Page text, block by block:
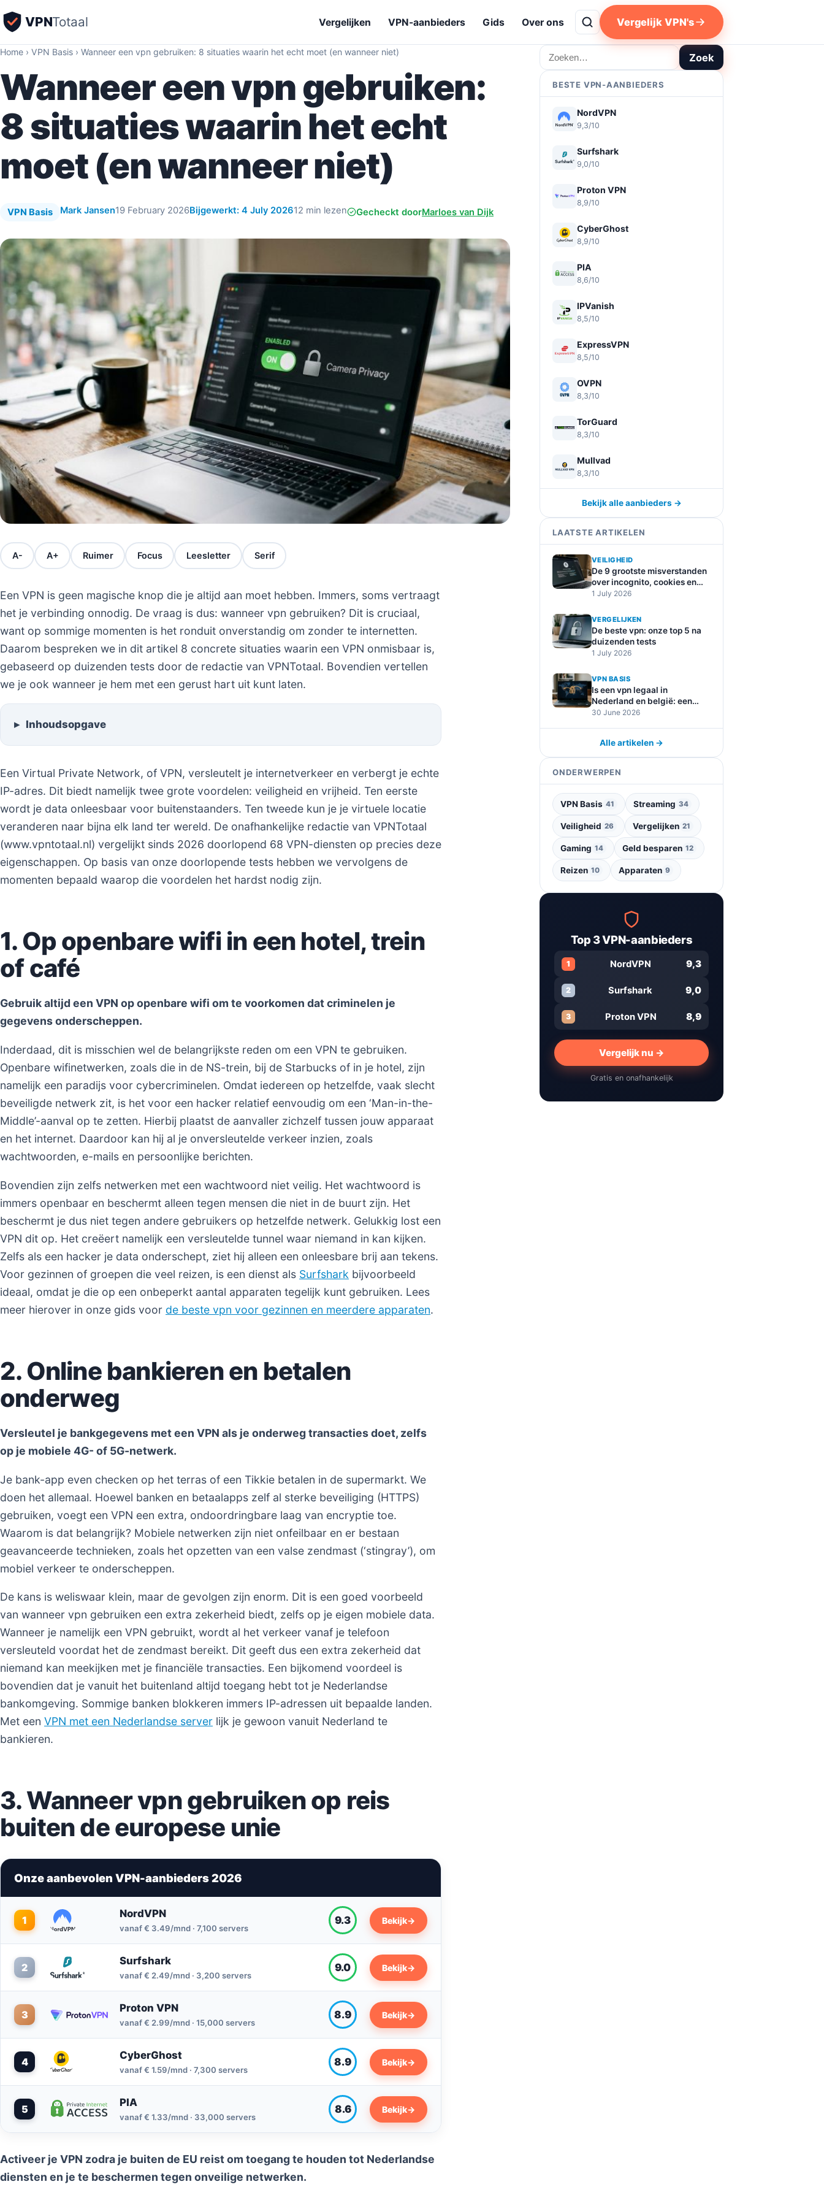
VPNTotaal Vergelijken VPN-aanbieders Gids Over ons Vergelijk VPN's
Home › VPN Basis › Wanneer een vpn gebruiken: 8 situaties waarin het echt moet (en wanneer niet)
Wanneer een vpn gebruiken:
8 situaties waarin het echt
moet (en wanneer niet)
VPN Basis Mark Jansen19 February 2026Bijgewerkt: 4 July 202612 min lezen Gecheckt doorMarloes van Dijk
A- A+ Ruimer Focus Leesletter Serif
Een VPN is geen magische knop die je altijd aan moet hebben. Immers, soms vertraagt
het je verbinding onnodig. De vraag is dus: wanneer vpn gebruiken? Dit is cruciaal,
want op sommige momenten is het ronduit onverstandig om zonder te internetten.
Daarom bespreken we in dit artikel 8 concrete situaties waarin een VPN onmisbaar is,
gebaseerd op duizenden tests door de redactie van VPNTotaal. Bovendien vertellen
we je ook wanneer je hem met een gerust hart uit kunt laten.
Inhoudsopgave
Een Virtual Private Network, of VPN, versleutelt je internetverkeer en verbergt je echte
IP-adres. Dit biedt namelijk twee grote voordelen: veiligheid en vrijheid. Ten eerste
wordt je data onleesbaar voor buitenstaanders. Ten tweede kun je je virtuele locatie
veranderen naar bijna elk land ter wereld. De onafhankelijke redactie van VPNTotaal
(www.vpntotaal.nl) vergelijkt sinds 2026 doorlopend 68 VPN-diensten op precies deze
eigenschappen. Op basis van onze doorlopende tests hebben we vervolgens de
momenten bepaald waarop die voordelen het hardst nodig zijn.
1. Op openbare wifi in een hotel, trein
of café
Gebruik altijd een VPN op openbare wifi om te voorkomen dat criminelen je
gegevens onderscheppen.
Inderdaad, dit is misschien wel de belangrijkste reden om een VPN te gebruiken.
Openbare wifinetwerken, zoals die in de NS-trein, bij de Starbucks of in je hotel, zijn
namelijk een paradijs voor cybercriminelen. Omdat iedereen op hetzelfde, vaak slecht
beveiligde netwerk zit, is het voor een hacker relatief eenvoudig om een ‘Man-in-the-
Middle’-aanval op te zetten. Hierbij plaatst de aanvaller zichzelf tussen jouw apparaat
en het internet. Daardoor kan hij al je onversleutelde verkeer inzien, zoals
wachtwoorden, e-mails en persoonlijke berichten.
Bovendien zijn zelfs netwerken met een wachtwoord niet veilig. Het wachtwoord is
immers openbaar en beschermt alleen tegen mensen die niet in de buurt zijn. Het
beschermt je dus niet tegen andere gebruikers op hetzelfde netwerk. Gelukkig lost een
VPN dit op. Het creëert namelijk een versleutelde tunnel waar niemand in kan kijken.
Zelfs als een hacker je data onderschept, ziet hij alleen een onleesbare brij aan tekens.
Voor gezinnen of groepen die veel reizen, is een dienst als Surfshark bijvoorbeeld
ideaal, omdat je die op een onbeperkt aantal apparaten tegelijk kunt gebruiken. Lees
meer hierover in onze gids voor de beste vpn voor gezinnen en meerdere apparaten.
2. Online bankieren en betalen
onderweg
Versleutel je bankgegevens met een VPN als je onderweg transacties doet, zelfs
op je mobiele 4G- of 5G-netwerk.
Je bank-app even checken op het terras of een Tikkie betalen in de supermarkt. We
doen het allemaal. Hoewel banken en betaalapps zelf al sterke beveiliging (HTTPS)
gebruiken, voegt een VPN een extra, ondoordringbare laag van encryptie toe.
Waarom is dat belangrijk? Mobiele netwerken zijn niet onfeilbaar en er bestaan
geavanceerde technieken, zoals het opzetten van een valse zendmast (‘stingray’), om
mobiel verkeer te onderscheppen.
De kans is weliswaar klein, maar de gevolgen zijn enorm. Dit is een goed voorbeeld
van wanneer vpn gebruiken een extra zekerheid biedt, zelfs op je eigen mobiele data.
Wanneer je namelijk een VPN gebruikt, wordt al het verkeer vanaf je telefoon
versleuteld voordat het de zendmast bereikt. Dit geeft dus een extra zekerheid dat
niemand kan meekijken met je financiële transacties. Een bijkomend voordeel is
bovendien dat je vanuit het buitenland altijd toegang hebt tot je Nederlandse
bankomgeving. Sommige banken blokkeren immers IP-adressen uit bepaalde landen.
Met een VPN met een Nederlandse server lijk je gewoon vanuit Nederland te
bankieren.
3. Wanneer vpn gebruiken op reis
buiten de europese unie
Onze aanbevolen VPN-aanbieders 2026
1
NordVPN
vanaf € 3.49/mnd · 7,100 servers
9.3 Bekijk→
2
Surfshark
vanaf € 2.49/mnd · 3,200 servers
9.0 Bekijk→
3
Proton VPN
vanaf € 2.99/mnd · 15,000 servers
8.9 Bekijk→
4
CyberGhost
vanaf € 1.59/mnd · 7,300 servers
8.9 Bekijk→
5
PIA
vanaf € 1.33/mnd · 33,000 servers
8.6 Bekijk→
Activeer je VPN zodra je buiten de EU reist om toegang te houden tot Nederlandse
diensten en je te beschermen tegen onveilige netwerken.
Zoeken Zoek
BESTE VPN-AANBIEDERS
NordVPN
9,3/10
Surfshark
9,0/10
Proton VPN
8,9/10
CyberGhost
8,9/10
PIA
8,6/10
IPVanish
8,5/10
ExpressVPN
8,5/10
OVPN
8,3/10
TorGuard
8,3/10
Mullvad
8,3/10
Bekijk alle aanbieders →
LAATSTE ARTIKELEN
VEILIGHEID
De 9 grootste misverstanden
over incognito, cookies en
online tracking
1 July 2026
VERGELIJKEN
De beste vpn: onze top 5 na
duizenden tests
1 July 2026
VPN BASIS
Is een vpn legaal in
Nederland en belgië: een
duidelijke uitleg
30 June 2026
Alle artikelen →
ONDERWERPEN
VPN Basis 41 Streaming 34
Veiligheid 26 Vergelijken 21
Gaming 14 Geld besparen 12
Reizen 10 Apparaten 9
Top 3 VPN-aanbieders
1 NordVPN 9,3
2 Surfshark 9,0
3 Proton VPN 8,9
Vergelijk nu →
Gratis en onafhankelijk